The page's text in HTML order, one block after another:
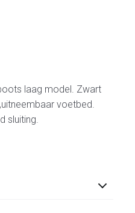
laag model. Zwart
voetbed.
sluiting.